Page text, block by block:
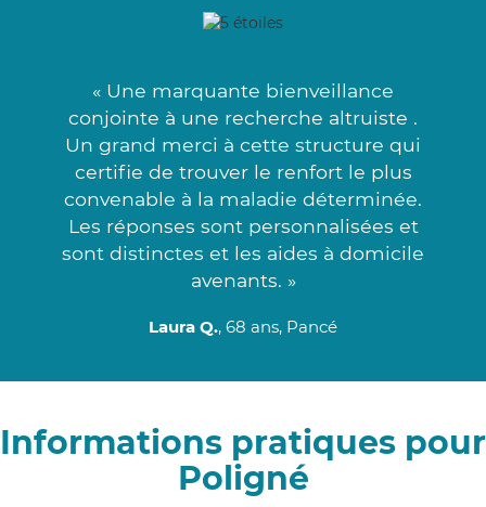
« Une marquante bienveillance
conjointe à une recherche altruiste .
Un grand merci à cette structure qui
certifie de trouver le renfort le plus
convenable à la maladie déterminée.
Les réponses sont personnalisées et
sont distinctes et les aides à domicile
avenants. »
Laura Q., 68 ans, Pancé
Informations pratiques pour
Poligné